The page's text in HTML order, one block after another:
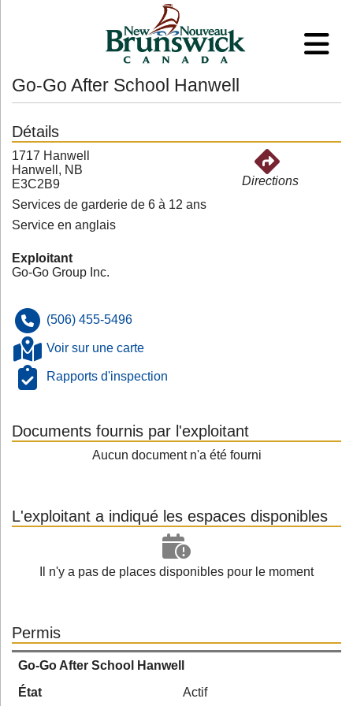
Go-Go After School Hanwell
Détails
1717 Hanwell
Hanwell, NB
E3C2B9
Directions
Services de garderie de 6 à 12 ans
Service en anglais
Exploitant
Go-Go Group Inc.
(506) 455-5496
Voir sur une carte
Rapports d'inspection
Documents fournis par l'exploitant
Aucun document n'a été fourni
L'exploitant a indiqué les espaces disponibles
Il n'y a pas de places disponibles pour le moment
Permis
Go-Go After School Hanwell
État
Actif